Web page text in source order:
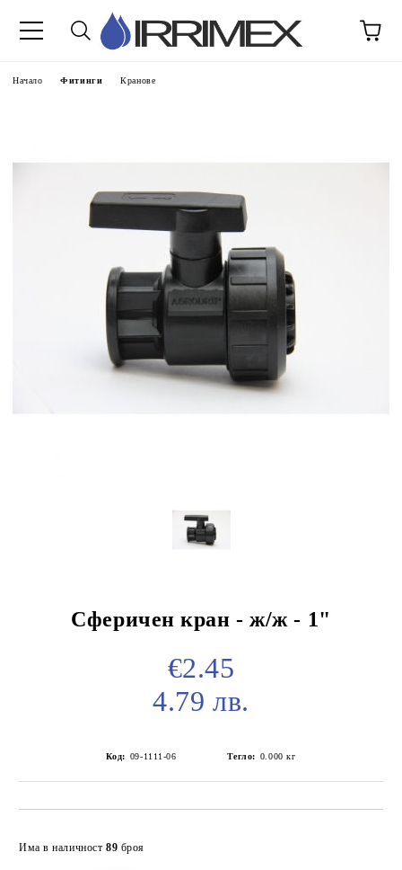
Начало Фитинги Кранове
Сферичен кран - ж/ж - 1"
€2.45
4.79 лв.
Код: 09-1111-06 Тегло: 0.000 кг
Има в наличност 89 броя